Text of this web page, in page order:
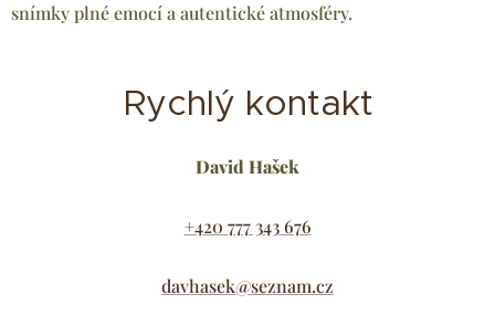
snímky plné emocí a autentické atmosféry.
Rychlý kontakt
David Hašek
+420 777 343 676
davhasek@seznam.cz